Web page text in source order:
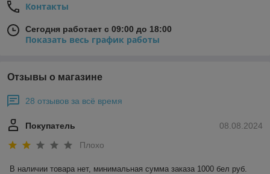
Контакты
Сегодня работает с 09:00 до 18:00
Показать весь график работы
Отзывы о магазине
28 отзывов за всё время
08.08.2024
Покупатель
Плохо
В наличии товара нет, минимальная сумма заказа 1000 бел руб.